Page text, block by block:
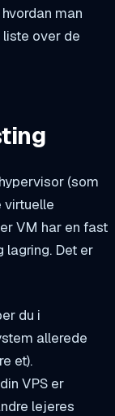
man
over de
(som
virtuelle
VM har en fast
lagring. Det er
du i
allerede
et).
VPS er
lejeres